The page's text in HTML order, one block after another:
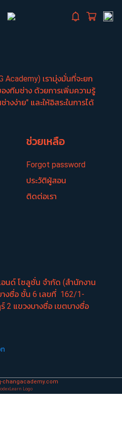
Academy) เรามุ่งมั่นที่จะยก
งทีมช่าง ด้วยการเพิ่มความรู้
งง่าย" และให้อิสระในการได้
ช่วยเหลือ
Forgot password
ประวัติผู้สอน
ติดต่อเรา
นด์ โซลูชั่น จำกัด (สำนักงาน
งซื่อ​ ชั้น​ 6​ เลขที่ ​ 162/1-
2 แขวงบางซื่อ​ เขตบางซื่อ​
changacademy.com